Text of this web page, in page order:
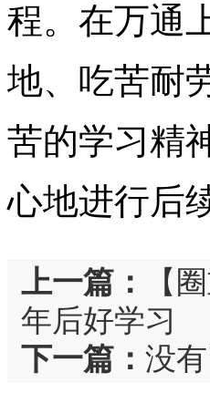
程。在万通
地、吃苦耐
苦的学习精
心地进行后
上一篇：
【
年后好学习
下一篇： 没